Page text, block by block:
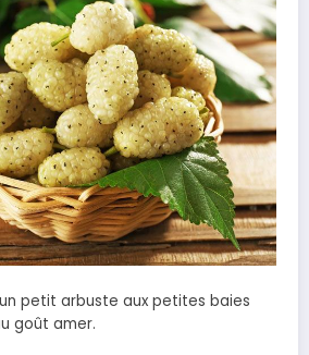
petit arbuste aux petites baies
goût amer.